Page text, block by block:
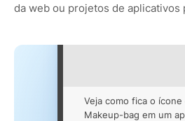
da web ou projetos de aplicativos
Veja como fica o ícone
Makeup-bag em um